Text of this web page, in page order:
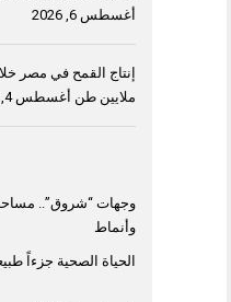
أغسطس 6, 2026
ملايين طن أغسطس 4, 2026
وجهات “شروق”..
وأنماط
الحياة الصحية جزءاً